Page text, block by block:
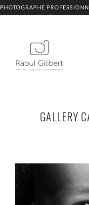
PHOTOGRAPHE
GALLERY